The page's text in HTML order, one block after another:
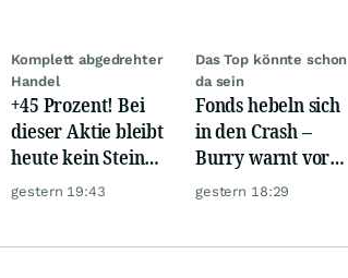
Komplett abgedrehter
Handel
+45 Prozent! Bei
dieser Aktie bleibt
heute kein Stein
auf dem anderen!
gestern 19:43
Das Top könnte schon
da sein
Fonds hebeln sich
in den Crash –
Burry warnt vor
einem Absturz wie
gestern 18:29